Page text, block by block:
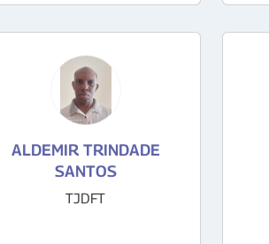
ALDEMIR TRINDADE
SANTOS
TJDFT